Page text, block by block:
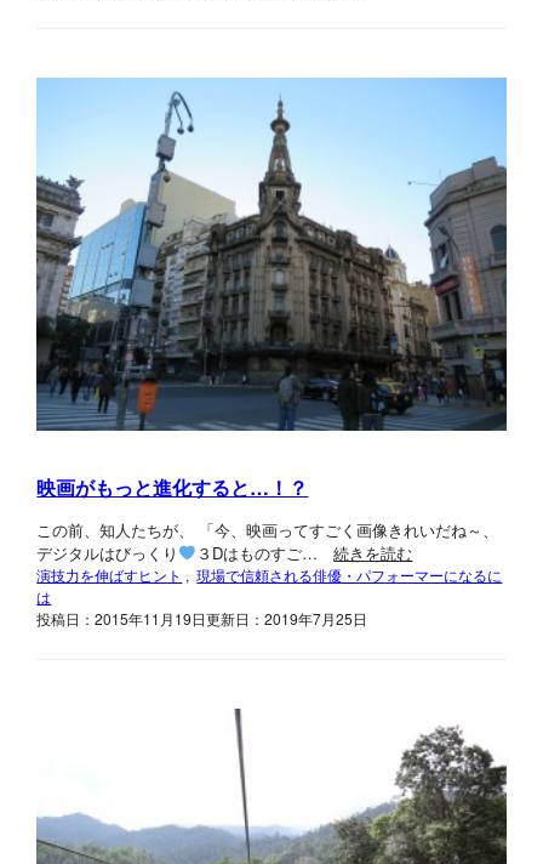
映画がもっと進化すると…！？
この前、知人たちが、 「今、映画ってすごく画像きれいだね～、
デジタルはびっくり
３Dはものすご… 続きを読む
演技力を伸ばすヒント , 現場で信頼される俳優・パフォーマーになるに
は
投稿日：2015年11月19日更新日：2019年7月25日